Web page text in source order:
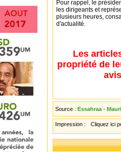
Pour rappel, le
les dirigeants et
plusieurs heures,
d'actualité.
Les
propriété de
Source : Essahraa -
Impression : Cliquez ici